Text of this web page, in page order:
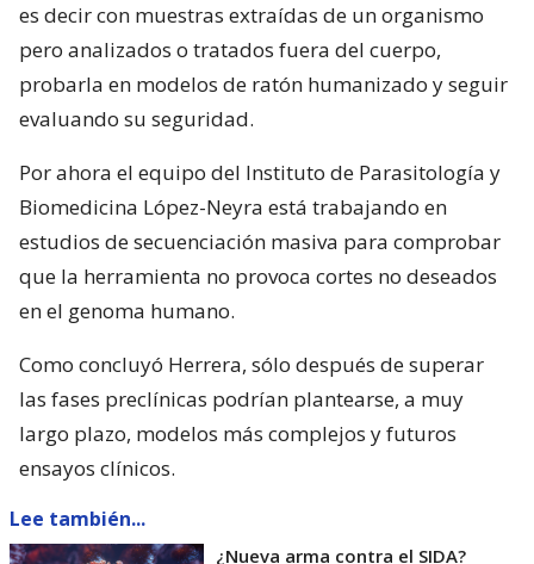
es decir con muestras extraídas de un organismo
pero analizados o tratados fuera del cuerpo,
probarla en modelos de ratón humanizado y seguir
evaluando su seguridad.
Por ahora el equipo del Instituto de Parasitología y
Biomedicina López-Neyra está trabajando en
estudios de secuenciación masiva para comprobar
que la herramienta no provoca cortes no deseados
en el genoma humano.
Como concluyó Herrera, sólo después de superar
las fases preclínicas podrían plantearse, a muy
largo plazo, modelos más complejos y futuros
ensayos clínicos.
Lee también...
¿Nueva arma contra el SIDA?